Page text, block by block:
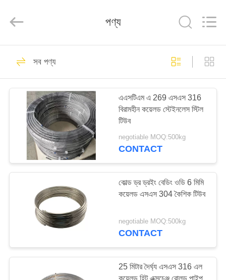
পণ্য
আমাদের
সম্পর্কে
কারখানা
Group
Co.,
Reserved.
এসএস স্টিল প্লেট
স্টেইনলেস স্টিল কয়েল
33
44
পণ্য
সব পণ্য
এএসটিএম এ 269 এসএস 316
বিরামহীন কয়েলড স্টেইনলেস স্টিল
টিউব
negotiable MOQ:500kg
CONTACT
কোল্ড ড্র ড্রইং বেডিং ওডি 6 মিমি
কয়েলড এসএস 304 কৈশিক টিউব
negotiable MOQ:500kg
CONTACT
25 মিটার দৈর্ঘ্য এসএস 316 এল
কয়েলড হিট এক্সচেঞ্জ রোলড পাইপ